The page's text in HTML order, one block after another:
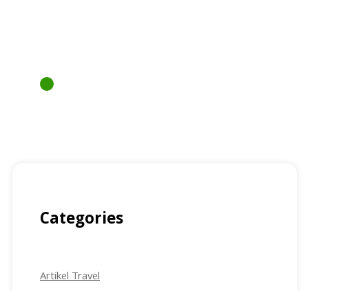
Categories
Artikel Travel